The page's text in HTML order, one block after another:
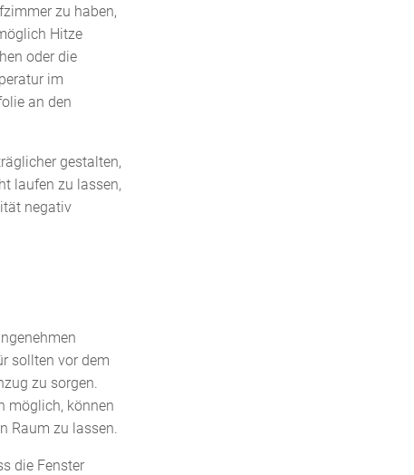
zu haben,
Hitze
oder die
im
an den
gestalten,
laufen zu lassen,
negativ
sollten vor dem
zu sorgen.
möglich, können
Raum zu lassen.
die Fenster